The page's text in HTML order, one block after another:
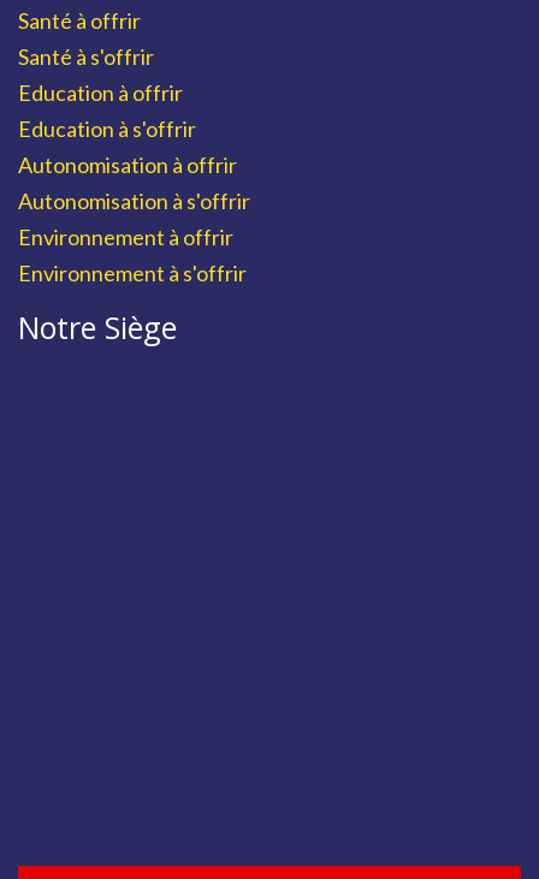
Santé à offrir
Santé à s'offrir
Education à offrir
Education à s'offrir
Autonomisation à offrir
Autonomisation à s'offrir
Environnement à offrir
Environnement à s'offrir
Notre Siège